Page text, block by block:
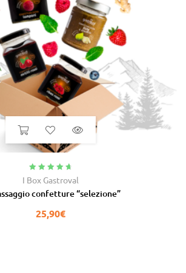
Valutato
4.88
I Box Gastroval
confetture “selezione”
25,90€